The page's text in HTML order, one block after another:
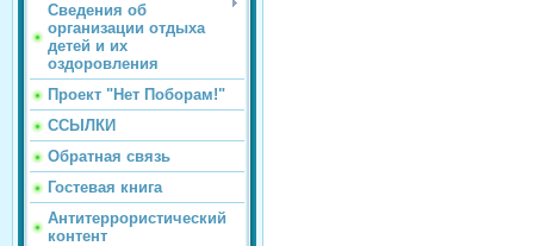
Сведения об
организации отдыха
детей и их
оздоровления
Проект "Нет Поборам!"
ССЫЛКИ
Обратная связь
Гостевая книга
Антитеррористический
контент